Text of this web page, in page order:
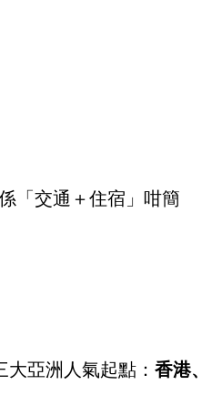
「交通＋住宿」咁簡
亞洲人氣起點： 香港、